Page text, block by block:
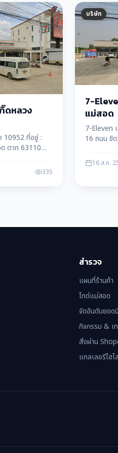
ดหลวง
10952 ที่อยู่ :
ตาก 63110
335
บริษัท
7-
แม่สอด
7-Eleven
16 ถนน ชิ
16 ส.ค.
สำรวจ
แผนที่ร้านค้า
ไกด์แม่สอด
จัดอันดับยอด
กิจกรรม & เ
สั่งผ่าน
แกลเลอรีไฮ